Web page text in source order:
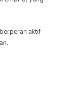
secara teratur
terjadinya
pada ovarium
Kondisi ini dapat